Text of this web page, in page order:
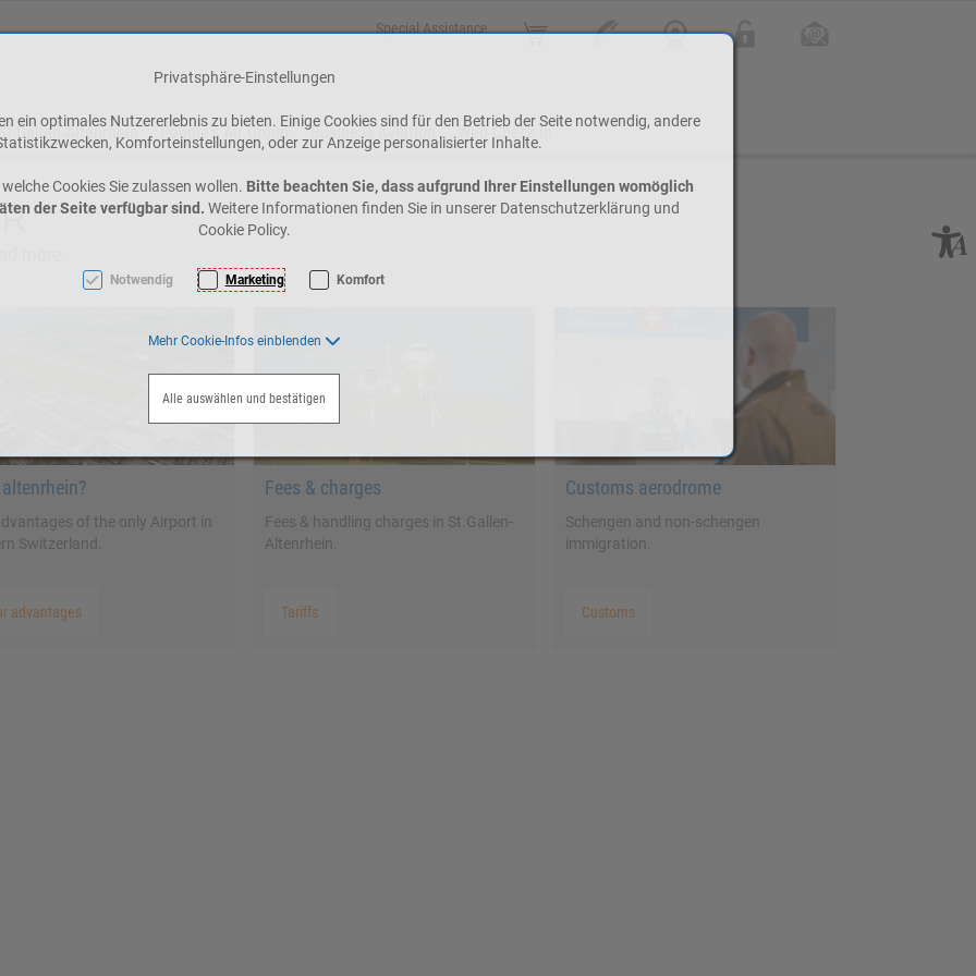
Special Assistance Online ShopKontakt Webcam Login
Altenrhein People's Air Group Business Aviation Web Check-In
more.
of the only Airport in
Switzerland.
advantages
Fees & charges
Fees & handling charges in St.Gallen-
Altenrhein.
Tariffs
Customs aerodrome
Schengen and non-schengen
immigration.
Customs
Privatsphäre-Einstellungen
ein optimales Nutzererlebnis zu bieten. Einige Cookies sind für den Betrieb der Seite notwendig, andere
Komforteinstellungen, oder zur Anzeige personalisierter Inhalte.
Cookies Sie zulassen wollen. Bitte beachten Sie, dass aufgrund Ihrer Einstellungen womöglich
der Seite verfügbar sind. Weitere Informationen finden Sie in unserer Datenschutzerklärung und
Cookie Policy.
Notwendig Marketing Komfort
Mehr Cookie-Infos einblenden
Alle auswählen und bestätigen